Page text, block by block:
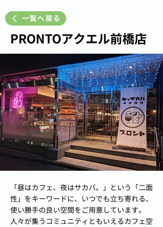
一覧へ戻る
PRONTOアクエル前橋店
「昼はカフェ、夜はサカバ。」という「二面
性」をキーワードに、いつでも立ち寄れる、
使い勝手の良い空間をご用意しています。
人々が集うコミュニティともいえるカフェ空